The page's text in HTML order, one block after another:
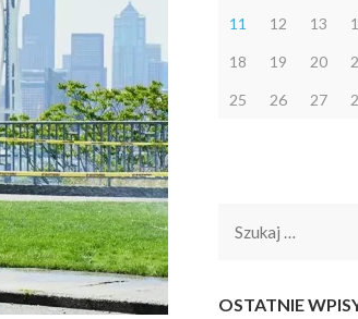
11 12 13
18 19 20
25 26 27
Szukaj:
OSTATNIE